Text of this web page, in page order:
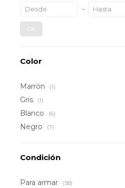
OK
Color
Marrón (1)
Gris (1)
Blanco (6)
Negro (7)
Condición
Para armar (58)